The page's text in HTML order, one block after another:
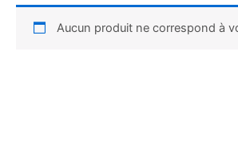
Aucun produit ne correspond à